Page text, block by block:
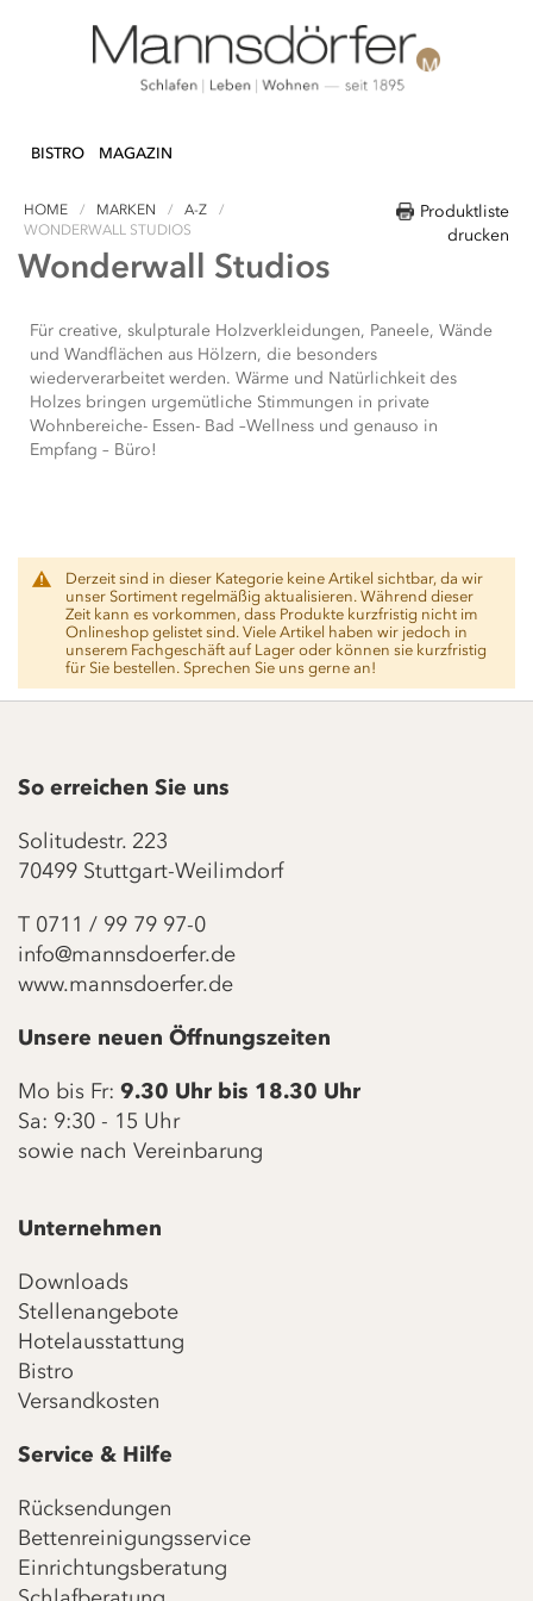
zum
BISTRO MAGAZIN
Produktliste
drucken
HOME MARKEN
A-Z
WONDERWALL STUDIOS
Wonderwall Studios
Für creative, skulpturale Holzverkleidungen, Paneele, Wände
und Wandflächen aus Hölzern, die besonders
wiederverarbeitet werden. Wärme und Natürlichkeit des
Holzes bringen urgemütliche Stimmungen in private
Wohnbereiche- Essen- Bad –Wellness und genauso in
Empfang – Büro!
Derzeit sind in dieser Kategorie keine Artikel sichtbar, da wir
unser Sortiment regelmäßig aktualisieren. Während dieser
Zeit kann es vorkommen, dass Produkte kurzfristig nicht im
Onlineshop gelistet sind. Viele Artikel haben wir jedoch in
unserem Fachgeschäft auf Lager oder können sie kurzfristig
für Sie bestellen. Sprechen Sie uns gerne an!
So erreichen Sie uns
Solitudestr. 223
70499 Stuttgart-Weilimdorf
T 0711 / 99 79 97-0
info@mannsdoerfer.de
www.mannsdoerfer.de
Unsere neuen Öffnungszeiten
Mo bis Fr: 9.30 Uhr bis 18.30 Uhr
Sa: 9:30 - 15 Uhr
sowie nach Vereinbarung
Unternehmen
Downloads
Stellenangebote
Hotelausstattung
Bistro
Versandkosten
Service & Hilfe
Rücksendungen
Bettenreinigungsservice
Einrichtungsberatung